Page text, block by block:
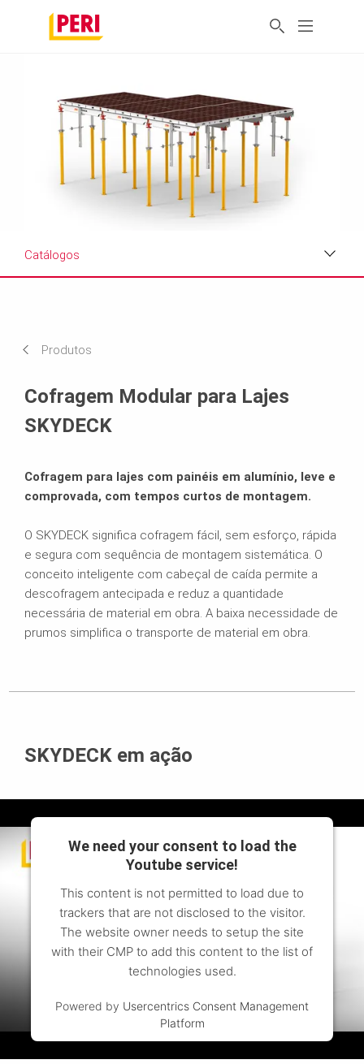
Catálogos
Produtos
Cofragem Modular para Lajes
SKYDECK
Cofragem para lajes com painéis em alumínio, leve e
comprovada, com tempos curtos de montagem.
O SKYDECK significa cofragem fácil, sem esforço, rápida
e segura com sequência de montagem sistemática. O
conceito inteligente com cabeçal de caída permite a
descofragem antecipada e reduz a quantidade
necessária de material em obra. A baixa necessidade de
prumos simplifica o transporte de material em obra.
SKYDECK em ação
We need your consent to load the
Youtube service!
This content is not permitted to load due to
trackers that are not disclosed to the visitor.
The website owner needs to setup the site
with their CMP to add this content to the list of
technologies used.
Powered by Usercentrics Consent Management
Platform
Para saber mais, clique para ver o vídeo